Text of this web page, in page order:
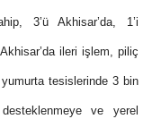
3’ü Akhisar’da, 1’i
ileri işlem, piliç
tesislerinde 3 bin
ve yerel